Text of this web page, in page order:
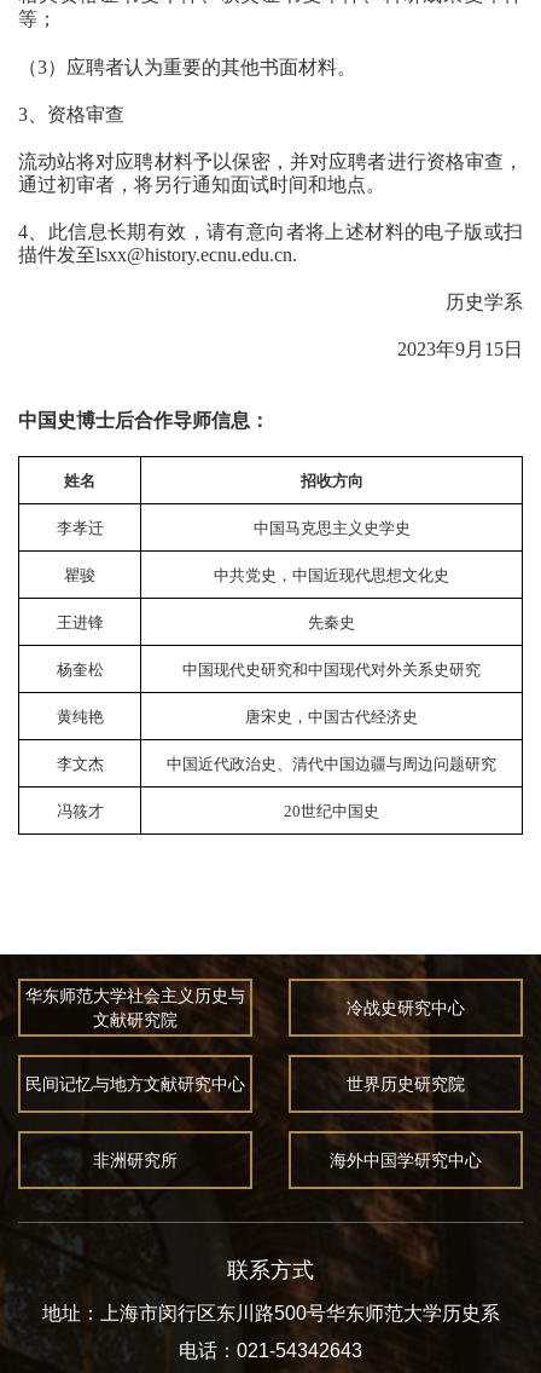
等；
（3）应聘者认为重要的其他书面材料。
3、资格审查
流动站将对应聘材料予以保密，并对应聘者进行资格审查，
通过初审者，将另行通知面试时间和地点。
4、此信息长期有效，请有意向者将上述材料的电子版或扫
描件发至lsxx@history.ecnu.edu.cn.
历史学系
2023年9月15日
中国史博士后合作导师信息：
姓名 招收方向
李孝迁 中国马克思主义史学史
瞿骏 中共党史，中国近现代思想文化史
王进锋 先秦史
杨奎松 中国现代史研究和中国现代对外关系史研究
黄纯艳 唐宋史，中国古代经济史
李文杰 中国近代政治史、清代中国边疆与周边问题研究
冯筱才 20世纪中国史
华东师范大学社会主义历史与
文献研究院
冷战史研究中心
民间记忆与地方文献研究中心 世界历史研究院
非洲研究所 海外中国学研究中心
联系方式
地址：上海市闵行区东川路500号华东师范大学历史系
电话：021-54342643